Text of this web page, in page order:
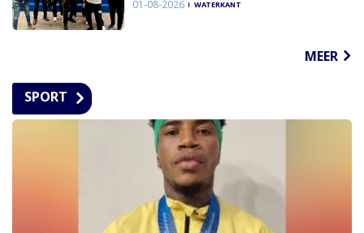
01-08-2026 WATERKANT
MEER
SPORT